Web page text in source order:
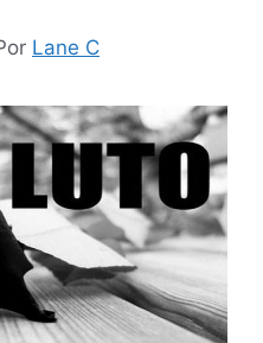
Lane C